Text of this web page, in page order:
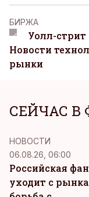
БИРЖА
Уолл-
Новости
рынки
СЕЙЧАС В
НОВОСТИ
06.08.26, 06:00
Российская
уходит с